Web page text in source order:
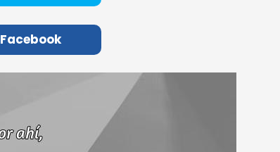
Facebook